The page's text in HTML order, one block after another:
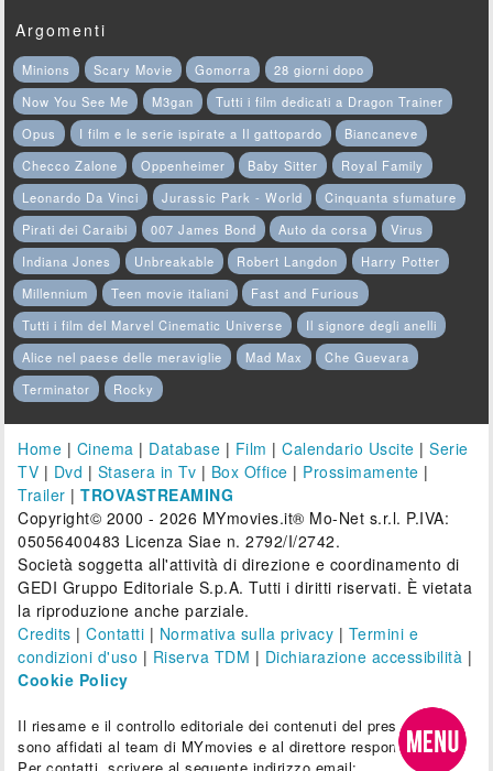
Argomenti
Minions Scary Movie Gomorra
28 giorni dopo
Now You See Me
M3gan
Tutti i film dedicati a Dragon Trainer
Opus
I film e le serie ispirate a Il gattopardo
Biancaneve
Checco Zalone
Oppenheimer Baby Sitter
Royal Family
Leonardo Da Vinci
Jurassic Park - World
Cinquanta sfumature
Pirati dei Caraibi
007 James Bond Auto da corsa
Virus
Indiana Jones
Unbreakable Robert Langdon
Harry Potter
Millennium
Teen movie italiani
Fast and Furious
Tutti i film del Marvel Cinematic Universe
Il signore degli anelli
Alice nel paese delle meraviglie
Mad Max
Che Guevara
Terminator
Rocky
Home | Cinema | Database | Film |Calendario Uscite |Serie
TV | Dvd | Stasera in Tv | Box Office | Prossimamente |
Trailer |TROVASTREAMING
Copyright© 2000 - 2026 MYmovies.it® Mo-Net s.r.l. P.IVA:
05056400483 Licenza Siae n. 2792/I/2742.
Società soggetta all'attività di direzione e coordinamento di
GEDI Gruppo Editoriale S.p.A. Tutti i diritti riservati. È vietata
la riproduzione anche parziale.
Credits |Contatti | Normativa sulla privacy | Termini e
condizioni d'uso | Riserva TDM | Dichiarazione accessibilità |
Cookie Policy
Il riesame e il controllo editoriale dei contenuti del presente sito
sono affidati al team di MYmovies e al direttore responsabile.